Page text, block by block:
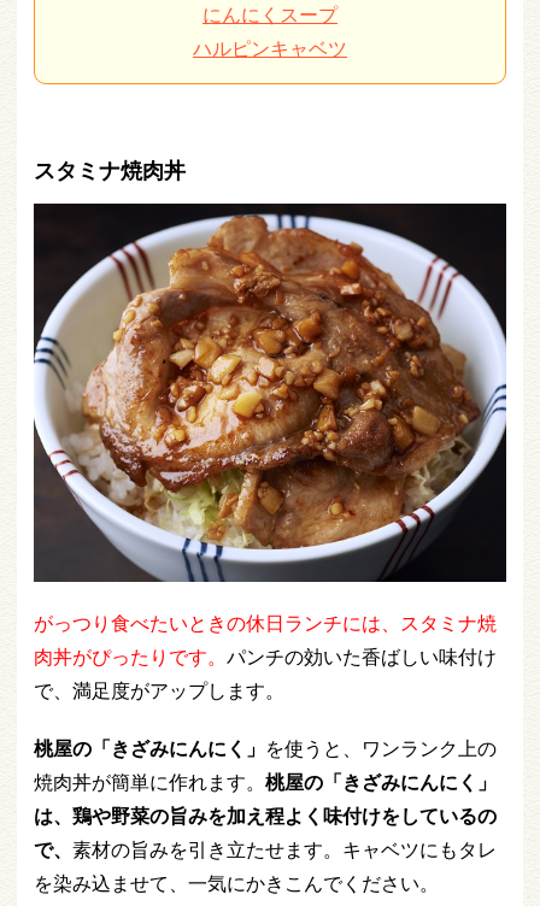
にんにくスープ
ハルピンキャベツ
スタミナ焼肉丼
がっつり食べたいときの休日ランチには、スタミナ焼
肉丼がぴったりです。 パンチの効いた香ばしい味付け
で、満足度がアップします。
桃屋の「きざみにんにく」 を使うと、ワンランク上の
焼肉丼が簡単に作れます。 桃屋の「きざみにんにく」
は、鶏や野菜の旨みを加え程よく味付けをしているの
で、 素材の旨みを引き立たせます。キャベツにもタレ
を染み込ませて、一気にかきこんでください。